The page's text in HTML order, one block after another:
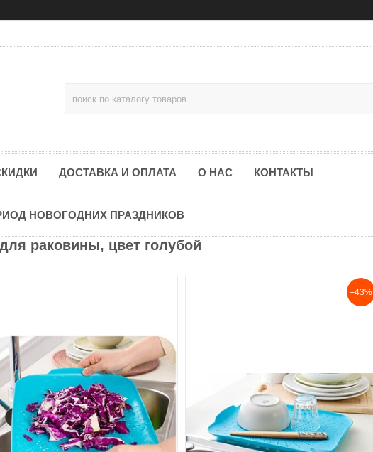
ДОСТАВКА И ОПЛАТА О НАС КОНТАКТЫ
НОВОГОДНИХ ПРАЗДНИКОВ
раковины, цвет голубой
–43%